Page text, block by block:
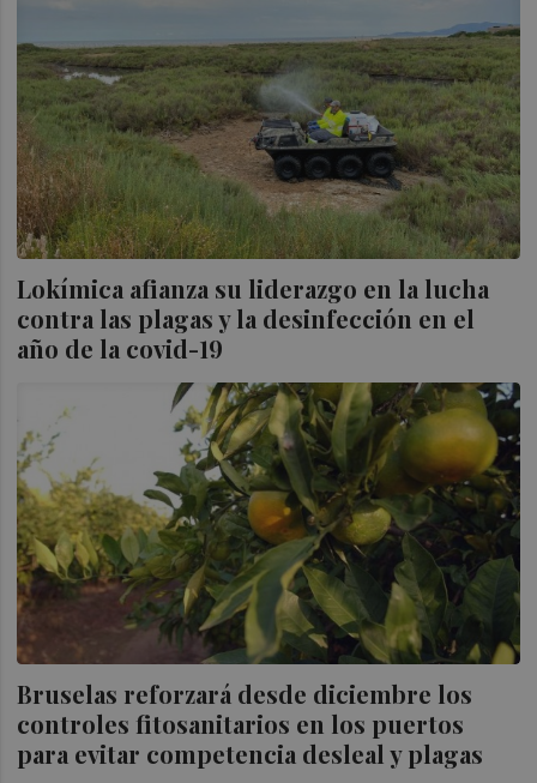
Lokímica afianza su liderazgo en la lucha
contra las plagas y la desinfección en el
año de la covid-19
Bruselas reforzará desde diciembre los
controles fitosanitarios en los puertos
para evitar competencia desleal y plagas